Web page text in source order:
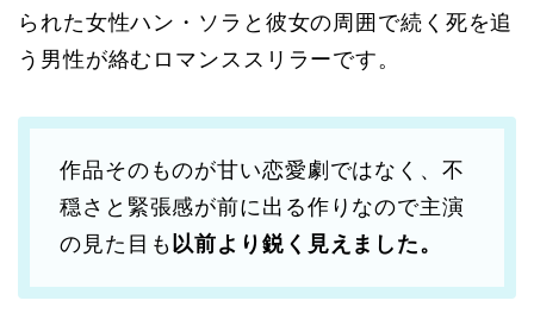
られた女性ハン・ソラと彼女の周囲で続く死を追
う男性が絡むロマンススリラーです。
作品そのものが甘い恋愛劇ではなく、不
穏さと緊張感が前に出る作りなので主演
の見た目も以前より鋭く見えました。